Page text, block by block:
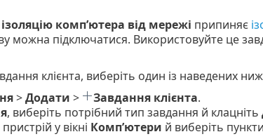
комп’ютера від мережі припиняє
можна підключатися. Використовуйте це
клієнта, виберіть один із наведених
>Додати > Завдання клієнта.
, виберіть потрібний тип завдання й клацніть
у вікні Комп’ютери й виберіть пункти